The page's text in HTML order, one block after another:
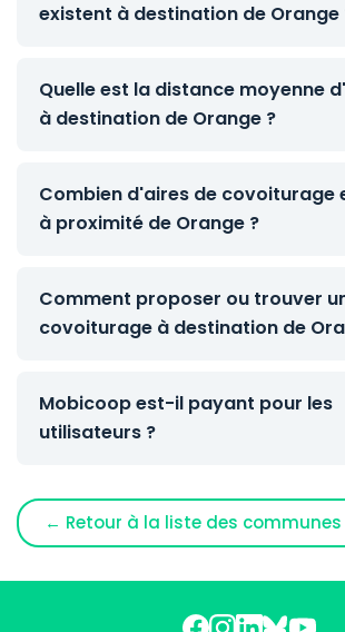
existent à destination de Orange
Quelle est la distance moyenne
à destination de Orange ?
Combien d'aires de covoiturage
à proximité de Orange ?
Comment proposer ou trouver
covoiturage à destination de
Mobicoop est-il payant pour les
utilisateurs ?
← Retour à la liste des communes